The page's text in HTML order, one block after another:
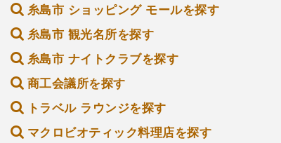
糸島市 ショッピング モールを探す
糸島市 観光名所を探す
糸島市 ナイトクラブを探す
商工会議所を探す
トラベル ラウンジを探す
マクロビオティック料理店を探す